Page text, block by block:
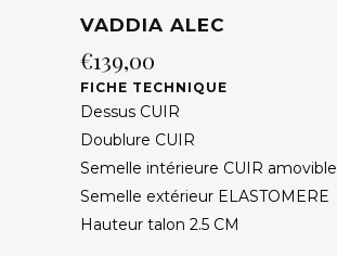
VADDIA ALEC
€139,00
FICHE TECHNIQUE
Dessus CUIR
Doublure CUIR
Semelle intérieure CUIR amovible
Semelle extérieur ELASTOMERE
Hauteur talon 2.5 CM